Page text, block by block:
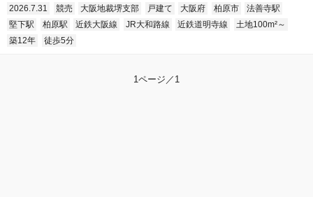
2026.7.31 競売 大阪地裁堺支部 戸建て 大阪府 柏原市
法善寺駅
堅下駅
柏原駅 近鉄大阪線 JR大和路線 近鉄道明寺線
土地100m²～
築12年
徒歩5分
1ページ／1